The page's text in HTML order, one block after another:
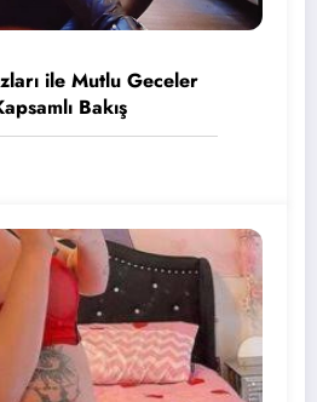
ile Mutlu Geceler
Bakış